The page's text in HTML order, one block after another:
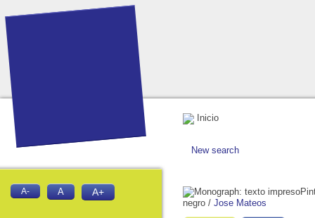
Inicio
New search
negro / Jose Mateos
A- A A+